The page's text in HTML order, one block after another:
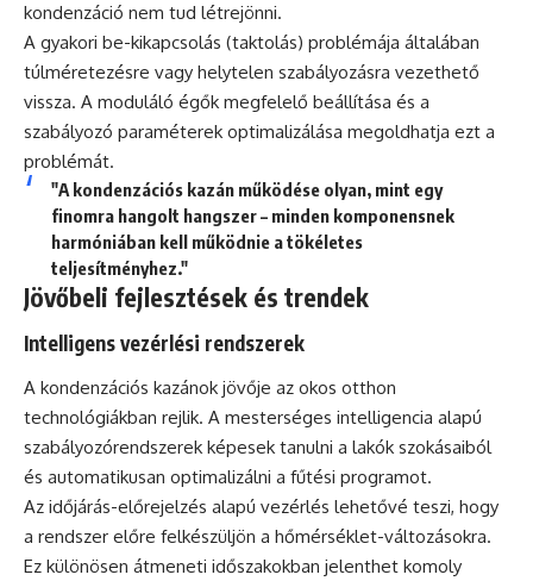
kondenzáció nem tud létrejönni.
A gyakori be-kikapcsolás (taktolás) problémája általában
túlméretezésre vagy helytelen szabályozásra vezethető
vissza. A moduláló égők megfelelő beállítása és a
szabályozó paraméterek optimalizálása megoldhatja ezt a
problémát.
"A kondenzációs kazán működése olyan, mint egy
finomra hangolt hangszer – minden komponensnek
harmóniában kell működnie a tökéletes
teljesítményhez."
Jövőbeli fejlesztések és trendek
Intelligens vezérlési rendszerek
A kondenzációs kazánok jövője az okos otthon
technológiákban rejlik. A mesterséges intelligencia alapú
szabályozórendszerek képesek tanulni a lakók szokásaiból
és automatikusan optimalizálni a fűtési programot.
Az időjárás-előrejelzés alapú vezérlés lehetővé teszi, hogy
a rendszer előre felkészüljön a hőmérséklet-változásokra.
Ez különösen átmeneti időszakokban jelenthet komoly